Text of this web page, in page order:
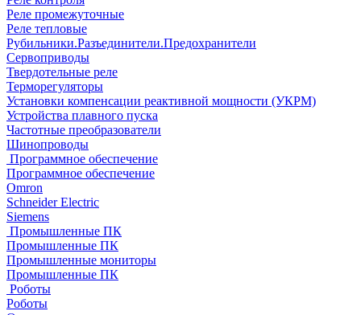
Реле промежуточные
Реле тепловые
Рубильники.Разъединители.Предохранители
Сервоприводы
Твердотельные реле
Терморегуляторы
Установки компенсации реактивной мощности (УКРМ)
Устройства плавного пуска
Частотные преобразователи
Шинопроводы
Программное обеспечение
Программное обеспечение
Omron
Schneider Electric
Siemens
Промышленные ПК
Промышленные ПК
Промышленные мониторы
Промышленные ПК
Роботы
Роботы